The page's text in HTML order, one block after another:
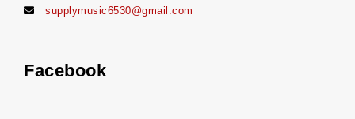
supplymusic6530@gmail.com
Facebook